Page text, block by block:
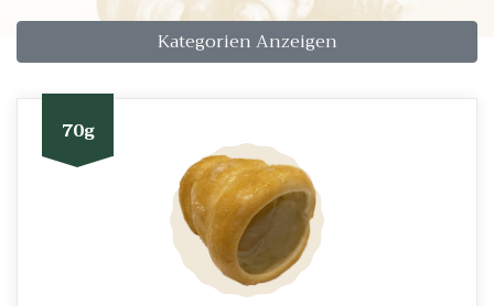
Kategorien Anzeigen
70g